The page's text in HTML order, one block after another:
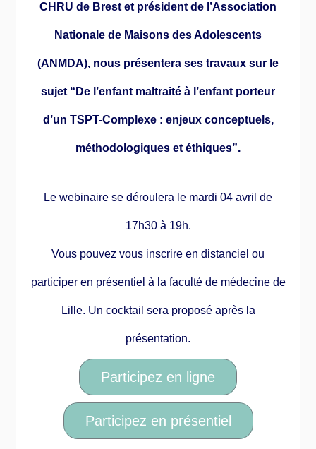
CHRU de Brest et président de l’Association
Nationale de Maisons des Adolescents
(ANMDA), nous présentera ses travaux sur le
sujet “De l’enfant maltraité à l’enfant porteur
d’un TSPT-Complexe : enjeux conceptuels,
méthodologiques et éthiques”.
Le webinaire se déroulera le mardi 04 avril de
17h30 à 19h.
Vous pouvez vous inscrire en distanciel ou
participer en présentiel à la faculté de médecine de
Lille. Un cocktail sera proposé après la
présentation.
Participez en ligne
Participez en présentiel